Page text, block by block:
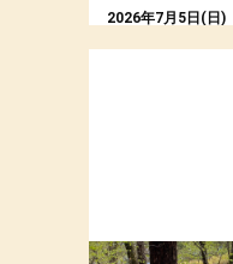
2026年7月5日(日)